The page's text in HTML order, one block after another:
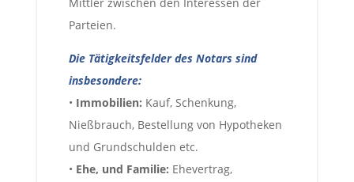
Parteien.
Die Tätigkeitsfelder des Notars sind
insbesondere:
• Immobilien: Kauf, Schenkung,
Nießbrauch, Bestellung von Hypotheken
und Grundschulden etc.
• Ehe, und Familie: Ehevertrag,